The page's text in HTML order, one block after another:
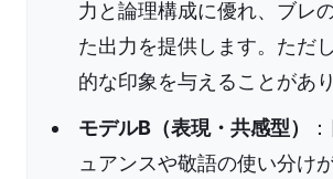
力と論理構成に優れ、ブレ
た出力を提供します。ただ
的な印象を与えることがあり
モデルB（表現・共感型）
ュアンスや敬語の使い分け